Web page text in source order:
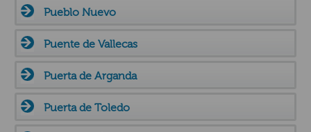
Pueblo Nuevo
Puente de Vallecas
Puerta de Arganda
Puerta de Toledo